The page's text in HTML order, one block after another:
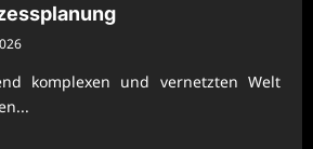
komplexen und vernetzten Welt